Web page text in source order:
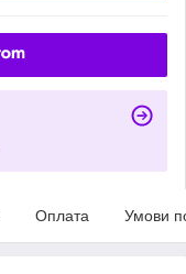
Оплата Умови